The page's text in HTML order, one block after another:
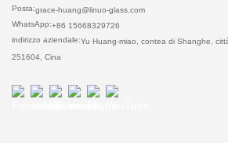
Posta:grace-huang@linuo-glass.com
WhatsApp:+86 15668329726
indirizzo aziendale:Yu Huang-miao, contea di Shanghe,
251604, Cina